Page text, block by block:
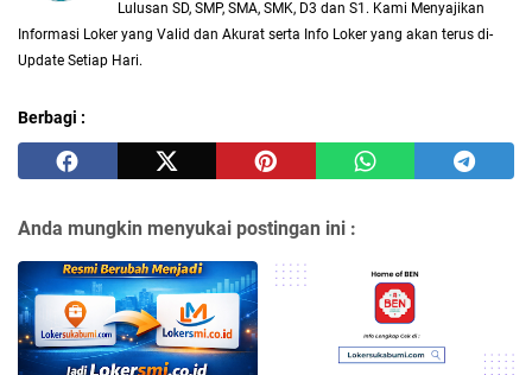
Lulusan SD, SMP, SMA, SMK, D3 dan S1. Kami Menyajikan
Informasi Loker yang Valid dan Akurat serta Info Loker yang akan terus di-
Update Setiap Hari.
Berbagi :
Anda mungkin menyukai postingan ini :